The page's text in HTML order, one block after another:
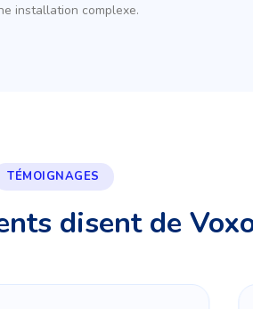
installation complexe.
TÉMOIGNAGES
disent de